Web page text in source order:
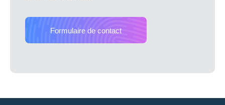
Formulaire de contact